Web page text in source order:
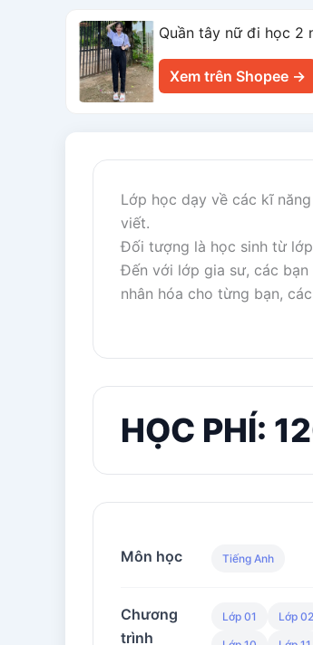
Quần tây nữ đi học 2
Xem trên Shopee →
Lớp học dạy về các kĩ
viết.
Đối tượng là học sinh từ lớp
Đến với lớp gia sư, các
nhân hóa cho từng bạn,
HỌC PHÍ:
Môn học Tiếng Anh
Chương
trình
Lớp 01 Lớp 02